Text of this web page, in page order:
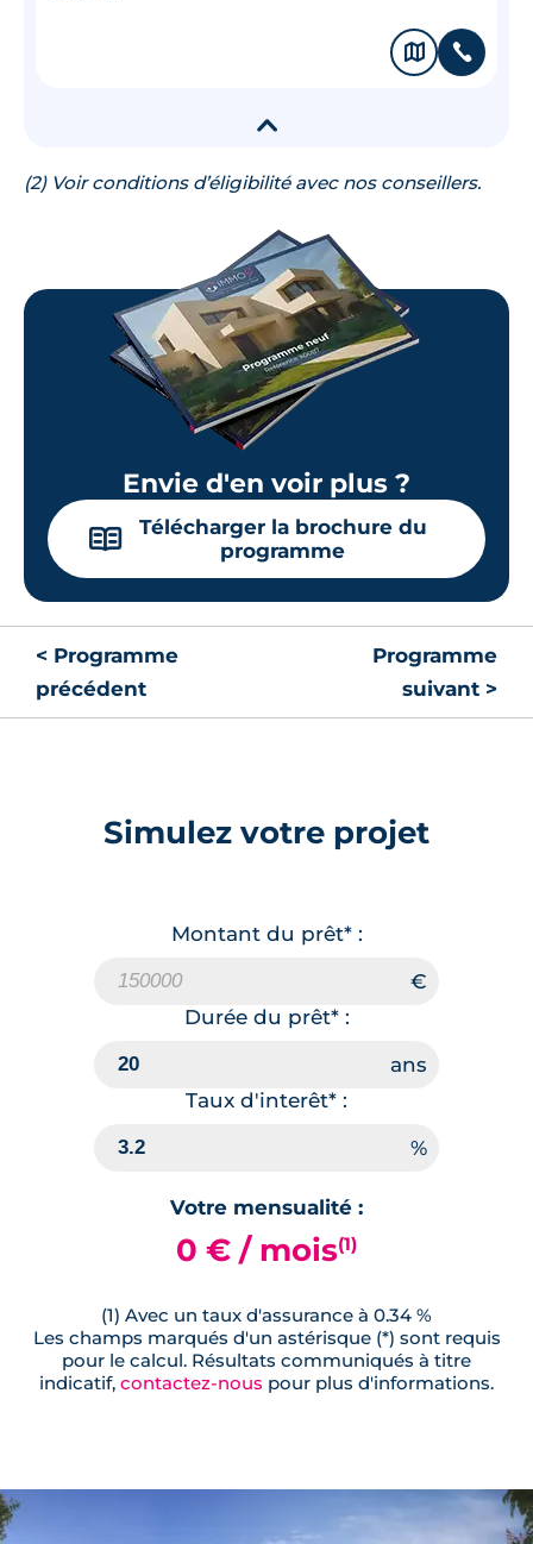
🗞 📞
▾
(2) Voir conditions d’éligibilité avec nos conseillers.
Envie d'en voir plus ?
📖
Télécharger la brochure du
programme
< Programme
précédent
Programme
suivant >
Simulez votre projet
Montant du prêt* :
Durée du prêt* :
Taux d'interêt* :
Votre mensualité :
0 € / mois(1)
(1) Avec un taux d'assurance à 0.34 %
Les champs marqués d'un astérisque (*) sont requis
pour le calcul. Résultats communiqués à titre
indicatif, contactez-nous pour plus d'informations.